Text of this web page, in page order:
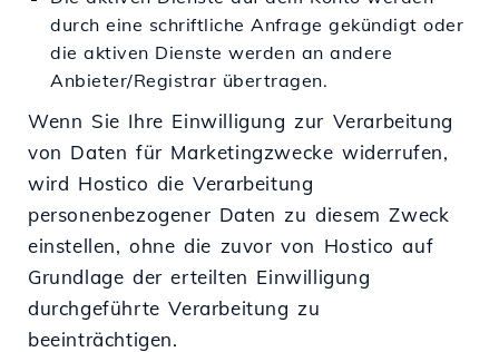
durch eine schriftliche Anfrage gekündigt oder
die aktiven Dienste werden an andere
Anbieter/Registrar übertragen.
Wenn Sie Ihre Einwilligung zur Verarbeitung
von Daten für Marketingzwecke widerrufen,
wird Hostico die Verarbeitung
personenbezogener Daten zu diesem Zweck
einstellen, ohne die zuvor von Hostico auf
Grundlage der erteilten Einwilligung
durchgeführte Verarbeitung zu
beeinträchtigen.